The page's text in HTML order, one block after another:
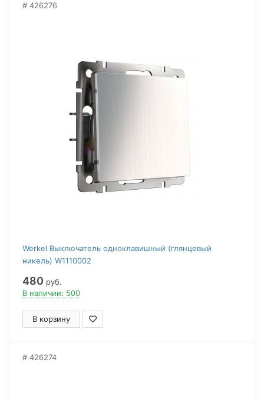
426276
Werkel Выключатель одноклавишный (глянцевый
никель) W1110002
480 руб.
В наличии: 500
В корзину
426274